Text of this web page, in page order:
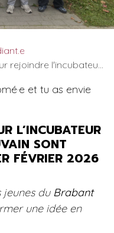
l'incubateur étudiant·e·s !
et tu as envie
L’INCUBATEUR
SONT
FÉVRIER 2026
jeunes du Brabant
une idée en